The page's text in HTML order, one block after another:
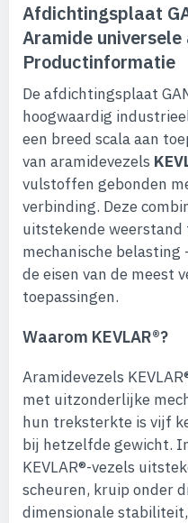
Afdichtingsplaat
Aramide
Productinformatie
De afdichtingsplaat
hoogwaardig
een breed scala aan
van aramidevezels
vulstoffen gebonden
verbinding. Deze
uitstekende
mechanische
de eisen van de meest
toepassingen.
Waarom KEVLAR®?
Aramidevezels
met uitzonderlijke
hun treksterkte is vijf
bij hetzelfde gewicht.
KEVLAR®-vezels
scheuren, kruip onder
dimensionale